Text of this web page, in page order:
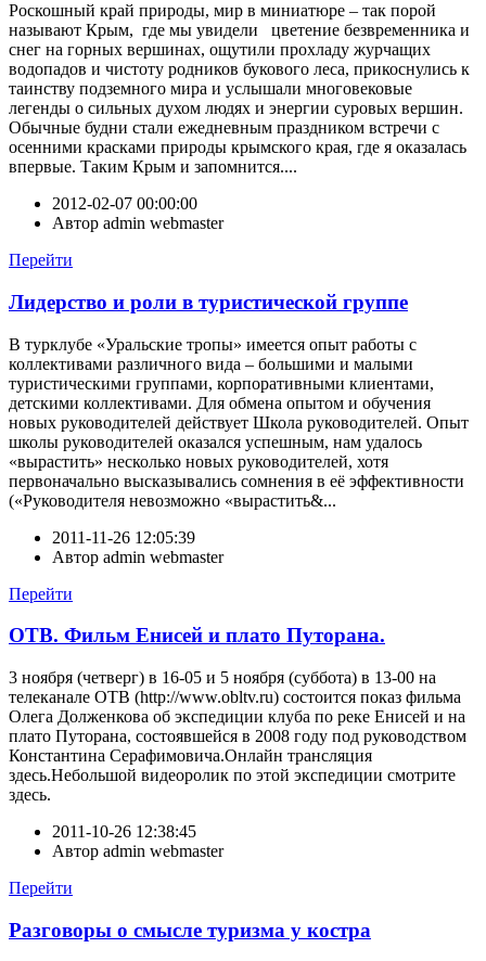
Роскошный край природы, мир в миниатюре – так порой
называют Крым, где мы увидели цветение безвременника и
снег на горных вершинах, ощутили прохладу журчащих
водопадов и чистоту родников букового леса, прикоснулись к
таинству подземного мира и услышали многовековые
легенды о сильных духом людях и энергии суровых вершин.
Обычные будни стали ежедневным праздником встречи с
осенними красками природы крымского края, где я оказалась
впервые. Таким Крым и запомнится....
2012-02-07 00:00:00
Автор admin webmaster
Перейти
Лидерство и роли в туристической группе
В турклубе «Уральские тропы» имеется опыт работы с
коллективами различного вида – большими и малыми
туристическими группами, корпоративными клиентами,
детскими коллективами. Для обмена опытом и обучения
новых руководителей действует Школа руководителей. Опыт
школы руководителей оказался успешным, нам удалось
«вырастить» несколько новых руководителей, хотя
первоначально высказывались сомнения в её эффективности
(«Руководителя невозможно «вырастить&...
2011-11-26 12:05:39
Автор admin webmaster
Перейти
ОТВ. Фильм Енисей и плато Путорана.
3 ноября (четверг) в 16-05 и 5 ноября (суббота) в 13-00 на
телеканале ОТВ (http://www.obltv.ru) состоится показ фильма
Олега Долженкова об экспедиции клуба по реке Енисей и на
плато Путорана, состоявшейся в 2008 году под руководством
Константина Серафимовича.Онлайн трансляция
здесь.Небольшой видеоролик по этой экспедиции смотрите
здесь.
2011-10-26 12:38:45
Автор admin webmaster
Перейти
Разговоры о смысле туризма у костра